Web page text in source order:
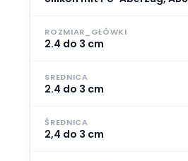
ROZMIAR_GŁÓWKI
2.4 do 3 cm
SREDNICA
2.4 do 3 cm
ŚREDNICA
2,4 do 3 cm